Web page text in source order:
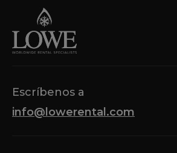
Escríbenos a
info@lowerental.com